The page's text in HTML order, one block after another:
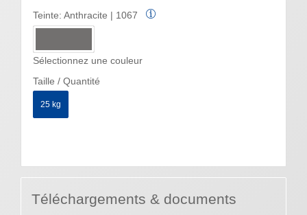
Teinte: Anthracite | 1067
Sélectionnez une couleur
Taille / Quantité
25 kg
Téléchargements & documents